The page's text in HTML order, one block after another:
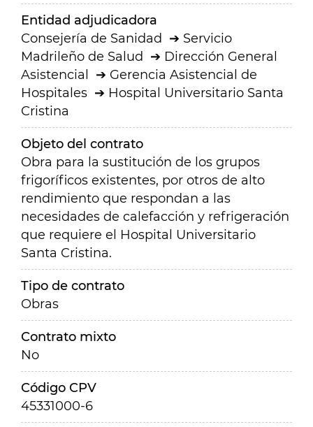
Entidad adjudicadora
Consejería de Sanidad
Servicio
Madrileño de Salud
Dirección General
Asistencial
Gerencia Asistencial de
Hospitales
Hospital Universitario Santa
Cristina
Objeto del contrato
Obra para la sustitución de los grupos
frigoríficos existentes, por otros de alto
rendimiento que respondan a las
necesidades de calefacción y refrigeración
que requiere el Hospital Universitario
Santa Cristina.
Tipo de contrato
Obras
Contrato mixto
No
Código CPV
45331000-6